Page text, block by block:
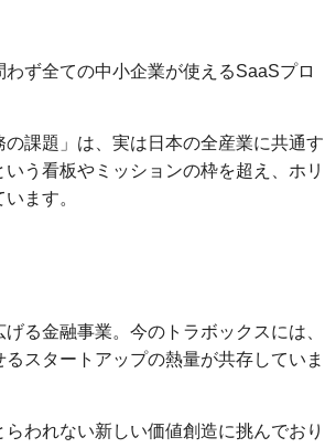
ず全ての中小企業が使えるSaaSプロ
課題」は、実は日本の全産業に共通す
う看板やミッションの枠を超え、ホリ
ます。
る金融事業。今のトラボックスには、
スタートアップの熱量が共存していま
われない新しい価値創造に挑んでおり